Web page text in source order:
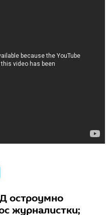
остроумно
журналистки;